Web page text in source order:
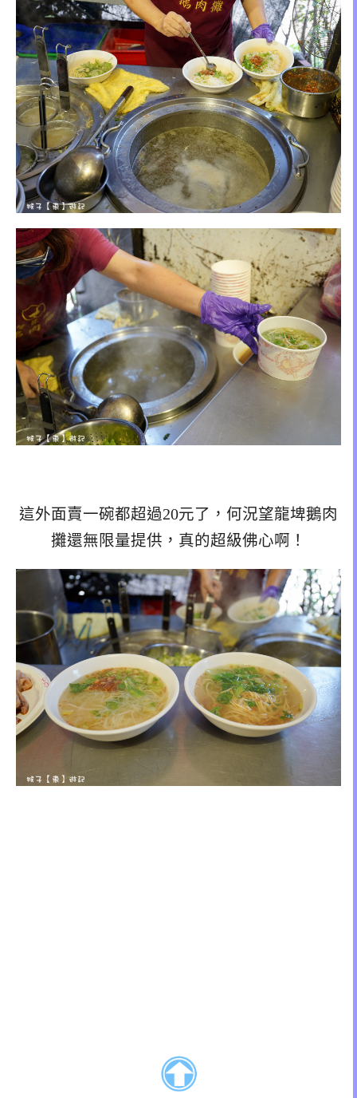
這外面賣一碗都超過20元了，何況望龍埤鵝肉
攤還無限量提供，真的超級佛心啊！